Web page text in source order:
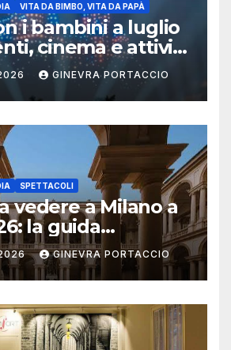
VITA DA BIMBO, VITA DA PAPÀ
i bambini a luglio
cinema e attività
GINEVRA PORTACCIO
SPETTACOLI
vedere a Milano a
la guida
GINEVRA PORTACCIO